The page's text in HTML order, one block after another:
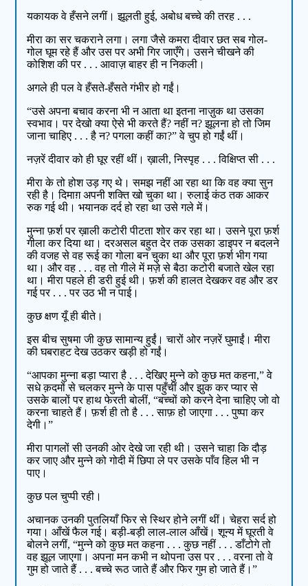
यकायक वे हँसने लगीं। झूलती हुई, अबोध बच्चे की तरह . . .
मीरा का सर चकराने लगा। लगा जैसे कमरा दीवार छत सब गोल-
गोल घूम रहे हैं और उस पर अभी गिर जाएँगे। उसने चीखने की
कोशिश की पर . . . आवाज़ बाहर ही न निकली।
अगले ही पल वे हँसते-हँसते गंभीर हो गईं।
“उसे अपना बचाव करना भी न आता था इतना नाज़ुक था उसका
स्वभाव। पर देखो क्या ऐसे भी करते हैं? नहीं न? झूलना हो तो जिम
जाना चाहिए . . . है न? पगला कहीं का?” वे चुप हो गईं थीं।
नज़रें दीवार को ही घूर रहीं थीं। ख़ाली, निस्पृह . . . विक्षिप्त सी . . .
मीरा के तो होश उड़ गए थे। समझ नहीं आ रहा था कि वह क्या सुन
रही है। दिमाग़ अपनी शक्ति खो चुका था। रुलाई कंठ तक आकर
रुक गई थी। भयानक दर्द हो रहा था उसे गले में।
मुन्ना फ़र्श पर ख़ाली कटोरी पीटता शोर कर रहा था। उसने पूरा फ़र्श
गीला कर दिया था। दरअसल बहुत देर तक उसका डाइपर न बदलने
की वजह से वह रूई का गोला बन चुका था और पूरा फ़र्श भीग गया
था। और वह . . . वह तो गीले में मज़े से बैठा कटोरी बजाते खेल रहा
था। मीरा पहले ही डरी हुई थी। फ़र्श की हालत देखकर वह और डर
गई पर . . . पर उठ भी न पाई।
कुछ क्षण यूँ ही बीते।
इस बीच सुषमा जी कुछ सामान्य हुईं। चारों ओर नज़रें घुमाईं। मीरा
की घबराहट देख उठकर खड़ी हो गईं।
“आपका मुन्ना बड़ा प्यारा है . . . देखिए मुन्ने को कुछ मत कहना,” वे
सधे क़दमों से चलकर मुन्ने के पास पहुँचीं और झुक कर प्यार से
उसके बालों पर हाथ फेरती बोलीं, “बच्चों को करने देना चाहिए जो वो
करना चाहते हैं। फ़र्श ही तो है . . . साफ़ हो जाएगा . . . पुष्पा कर
देगी।”
मीरा पागलों सी उनकी ओर देखे जा रही थी। उसने चाहा कि दौड़
कर जाए और मुन्ने को गोदी में छिपा ले पर उसके पाँव हिल भी न
पाए।
कुछ पल चुप्पी रही।
अचानक उनकी पुतलियाँ फिर से स्थिर होने लगीं थीं। चेहरा सर्द हो
गया। आँखें फैल गई। बड़ी-बड़ी लाल-लाल आँखें। शून्य में घूरती वे
बोलने लगीं, “मुन्ने को कुछ मत कहना . . . कुछ नहीं . . . डाँटोगे तो
वह झूल जाएगा। अपना मन कभी न थोपना उस पर . . . वरना तो वे
गुम हो जाते हैं . . . बच्चे रूठ जाते हैं और फिर गुम हो जाते हैं।”